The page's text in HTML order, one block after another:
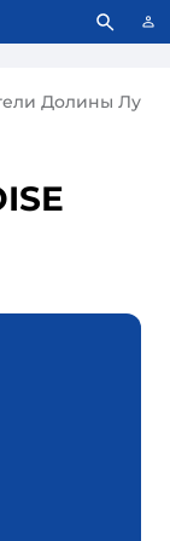
это значит?
Долины